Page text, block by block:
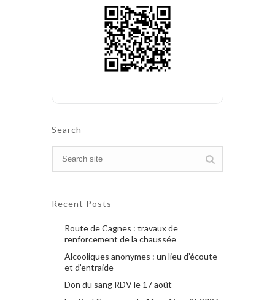
Search
Recent Posts
Route de Cagnes : travaux de
renforcement de la chaussée
Alcooliques anonymes : un lieu d’écoute
et d’entraide
Don du sang RDV le 17 août